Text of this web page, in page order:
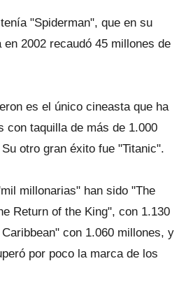
"Spiderman", que en su
2002 recaudó 45 millones de
es el único cineasta que ha
con taquilla de más de 1.000
otro gran éxito fue "Titanic".
millonarias" han sido "The
Return of the King", con 1.130
con 1.060 millones, y
por poco la marca de los